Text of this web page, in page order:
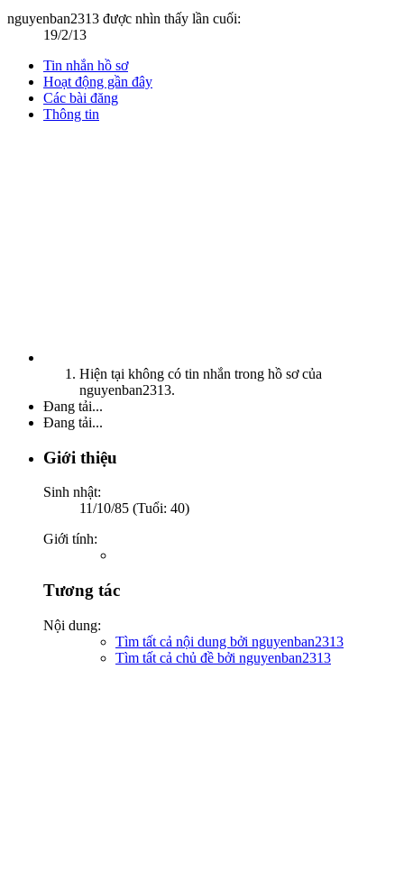
nguyenban2313 được nhìn thấy lần cuối:
19/2/13
Tin nhắn hồ sơ
Hoạt động gần đây
Các bài đăng
Thông tin
Hiện tại không có tin nhắn trong hồ sơ của
nguyenban2313.
Đang tải...
Đang tải...
Giới thiệu
Sinh nhật:
11/10/85 (Tuổi: 40)
Giới tính:
Tương tác
Nội dung:
Tìm tất cả nội dung bởi nguyenban2313
Tìm tất cả chủ đề bởi nguyenban2313